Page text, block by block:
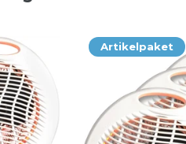
Artikelpaket